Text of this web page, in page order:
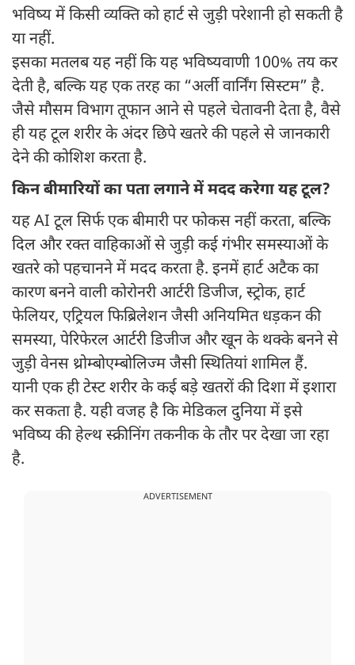
भविष्य में किसी व्यक्ति को हार्ट से जुड़ी परेशानी हो सकती है
या नहीं.
इसका मतलब यह नहीं कि यह भविष्यवाणी 100% तय कर
देती है, बल्कि यह एक तरह का “अर्ली वार्निंग सिस्टम” है.
जैसे मौसम विभाग तूफान आने से पहले चेतावनी देता है, वैसे
ही यह टूल शरीर के अंदर छिपे खतरे की पहले से जानकारी
देने की कोशिश करता है.
किन बीमारियों का पता लगाने में मदद करेगा यह टूल?
यह AI टूल सिर्फ एक बीमारी पर फोकस नहीं करता, बल्कि
दिल और रक्त वाहिकाओं से जुड़ी कई गंभीर समस्याओं के
खतरे को पहचानने में मदद करता है. इनमें हार्ट अटैक का
कारण बनने वाली कोरोनरी आर्टरी डिजीज, स्ट्रोक, हार्ट
फेलियर, एट्रियल फिब्रिलेशन जैसी अनियमित धड़कन की
समस्या, पेरिफेरल आर्टरी डिजीज और खून के थक्के बनने से
जुड़ी वेनस थ्रोम्बोएम्बोलिज्म जैसी स्थितियां शामिल हैं.
यानी एक ही टेस्ट शरीर के कई बड़े खतरों की दिशा में इशारा
कर सकता है. यही वजह है कि मेडिकल दुनिया में इसे
भविष्य की हेल्थ स्क्रीनिंग तकनीक के तौर पर देखा जा रहा
है.
ADVERTISEMENT